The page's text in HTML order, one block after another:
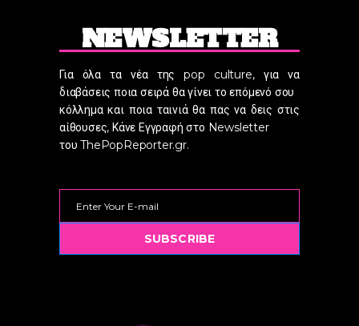
NEWSLETTER
Για όλα τα νέα της pop culture, για να
διαβάσεις ποια σειρά θα γίνει το επόμενό σου
κόλλημα και ποια ταινιά θα πας να δεις στις
αίθουσες, Κάνε Εγγραφή στο Newsletter
του ThePopReporter.gr.
SUBSCRIBE